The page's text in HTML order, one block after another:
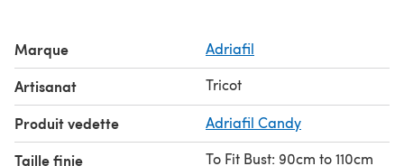
Marque Adriafil
Artisanat Tricot
Produit vedette Adriafil Candy
Taille finie To Fit Bust: 90cm to 110cm